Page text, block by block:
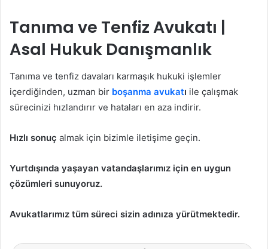
Tanıma ve Tenfiz Avukatı |
Asal Hukuk Danışmanlık
Tanıma ve tenfiz davaları karmaşık hukuki işlemler
içerdiğinden, uzman bir boşanma avukatı ile çalışmak
sürecinizi hızlandırır ve hataları en aza indirir.
Hızlı sonuç almak için bizimle iletişime geçin.
Yurtdışında yaşayan vatandaşlarımız için en uygun
çözümleri sunuyoruz.
Avukatlarımız tüm süreci sizin adınıza yürütmektedir.